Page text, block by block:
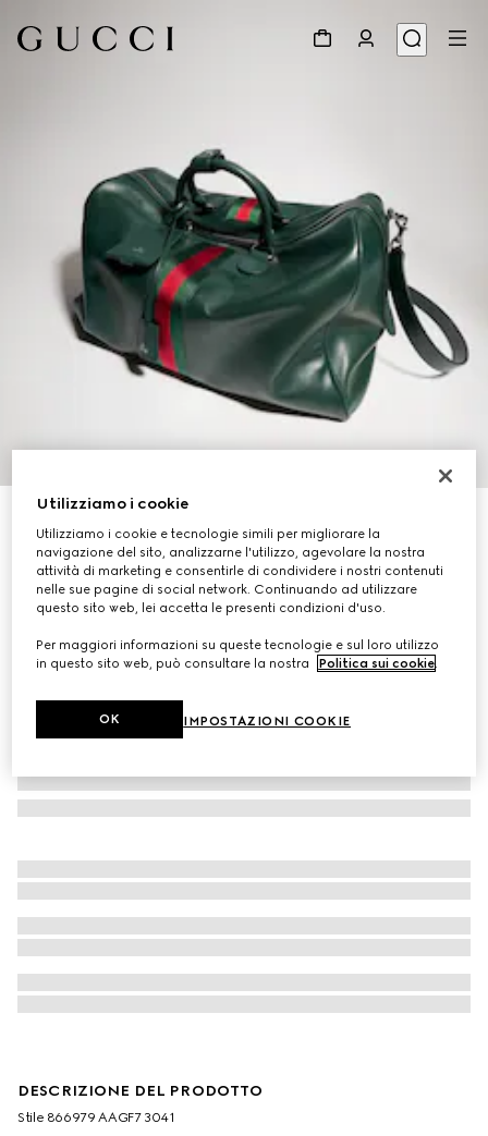
Personalizza con le iniziali
Borsone Web Trademark misura media
CHF 2,870
Variantepelle verde scuro
DESCRIZIONE DEL PRODOTTO
Stile ‎866979 AAGF7 3041
Utilizziamo i cookie
Utilizziamo i cookie e tecnologie simili per migliorare la
navigazione del sito, analizzarne l'utilizzo, agevolare la nostra
attività di marketing e consentirle di condividere i nostri contenuti
nelle sue pagine di social network. Continuando ad utilizzare
questo sito web, lei accetta le presenti condizioni d'uso.
Per maggiori informazioni su queste tecnologie e sul loro utilizzo
in questo sito web, può consultare la nostra
Politica sui cookie.
IMPOSTAZIONI COOKIE
OK